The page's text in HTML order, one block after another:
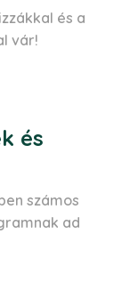
és a
vár!
és
számos
ad